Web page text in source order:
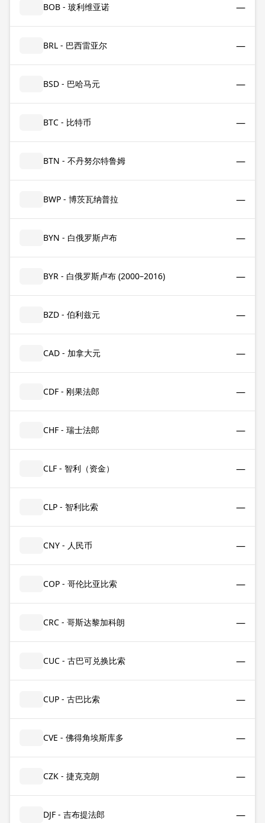
BOB - 玻利维亚诺 —
BRL - 巴西雷亚尔 —
BSD - 巴哈马元 —
BTC - 比特币 —
BTN - 不丹努尔特鲁姆 —
BWP - 博茨瓦纳普拉 —
BYN - 白俄罗斯卢布 —
BYR - 白俄罗斯卢布 (2000–2016) —
BZD - 伯利兹元 —
CAD - 加拿大元 —
CDF - 刚果法郎 —
CHF - 瑞士法郎 —
CLF - 智利（资金） —
CLP - 智利比索 —
CNY - 人民币 —
COP - 哥伦比亚比索 —
CRC - 哥斯达黎加科朗 —
CUC - 古巴可兑换比索 —
CUP - 古巴比索 —
CVE - 佛得角埃斯库多 —
CZK - 捷克克朗 —
DJF - 吉布提法郎 —